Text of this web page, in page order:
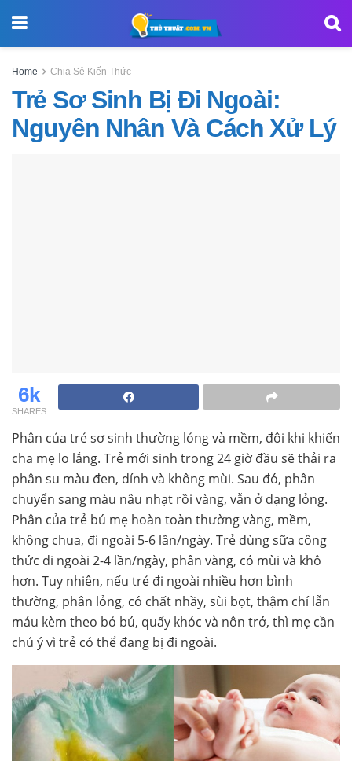
Home Chia Sẻ Kiến Thức
Trẻ Sơ Sinh Bị Đi Ngoài:
Nguyên Nhân Và Cách Xử Lý
6k
SHARES
Phân của trẻ sơ sinh thường lỏng và mềm, đôi khi khiến
cha mẹ lo lắng. Trẻ mới sinh trong 24 giờ đầu sẽ thải ra
phân su màu đen, dính và không mùi. Sau đó, phân
chuyển sang màu nâu nhạt rồi vàng, vẫn ở dạng lỏng.
Phân của trẻ bú mẹ hoàn toàn thường vàng, mềm,
không chua, đi ngoài 5-6 lần/ngày. Trẻ dùng sữa công
thức đi ngoài 2-4 lần/ngày, phân vàng, có mùi và khô
hơn. Tuy nhiên, nếu trẻ đi ngoài nhiều hơn bình
thường, phân lỏng, có chất nhầy, sùi bọt, thậm chí lẫn
máu kèm theo bỏ bú, quấy khóc và nôn trớ, thì mẹ cần
chú ý vì trẻ có thể đang bị đi ngoài.